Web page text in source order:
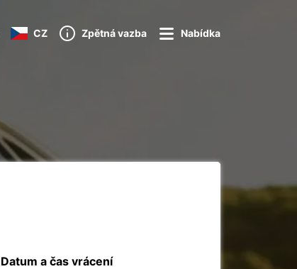
CZ Zpětná vazba Nabídka
Datum a čas vrácení